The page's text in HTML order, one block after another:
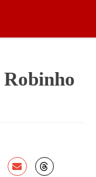
Robinho